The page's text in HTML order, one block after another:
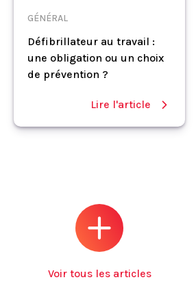
GÉNÉRAL
Défibrillateur au travail :
une obligation ou un choix
de prévention ?
Lire l'article
Voir tous les articles